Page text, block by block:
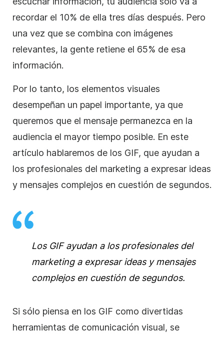
recordar el 10% de ella tres días después. Pero
una vez que se combina con imágenes
relevantes, la gente retiene el 65% de esa
información.
Por lo tanto, los elementos visuales
desempeñan un papel importante, ya que
queremos que el mensaje permanezca en la
audiencia el mayor tiempo posible. En este
artículo hablaremos de los GIF, que ayudan a
los profesionales del marketing a expresar ideas
y mensajes complejos en cuestión de segundos.
Los GIF ayudan a los profesionales del
marketing a expresar ideas y mensajes
complejos en cuestión de segundos.
Si sólo piensa en los GIF como divertidas
herramientas de comunicación visual, se